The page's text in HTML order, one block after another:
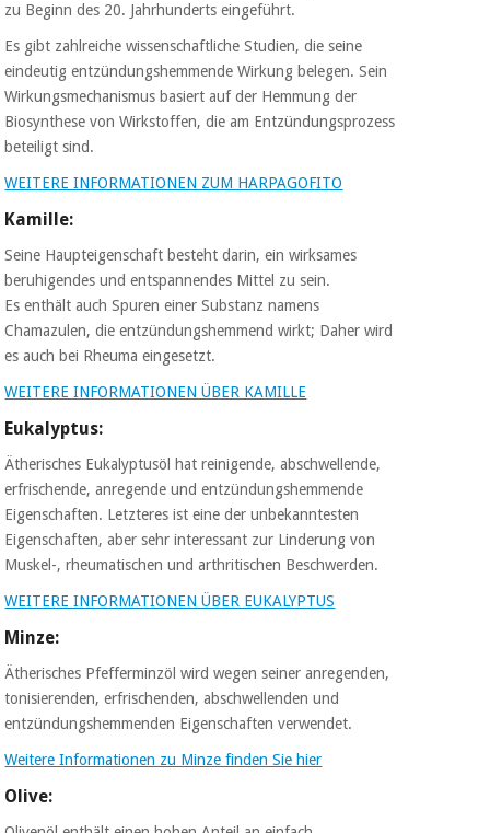
zu Beginn des 20. Jahrhunderts eingeführt.
Es gibt zahlreiche wissenschaftliche Studien, die seine
eindeutig entzündungshemmende Wirkung belegen. Sein
Wirkungsmechanismus basiert auf der Hemmung der
Biosynthese von Wirkstoffen, die am Entzündungsprozess
beteiligt sind.
WEITERE INFORMATIONEN ZUM HARPAGOFITO
Kamille:
Seine Haupteigenschaft besteht darin, ein wirksames
beruhigendes und entspannendes Mittel zu sein.
Es enthält auch Spuren einer Substanz namens
Chamazulen, die entzündungshemmend wirkt; Daher wird
es auch bei Rheuma eingesetzt.
WEITERE INFORMATIONEN ÜBER KAMILLE
Eukalyptus:
Ätherisches Eukalyptusöl hat reinigende, abschwellende,
erfrischende, anregende und entzündungshemmende
Eigenschaften. Letzteres ist eine der unbekanntesten
Eigenschaften, aber sehr interessant zur Linderung von
Muskel-, rheumatischen und arthritischen Beschwerden.
WEITERE INFORMATIONEN ÜBER EUKALYPTUS
Minze:
Ätherisches Pfefferminzöl wird wegen seiner anregenden,
tonisierenden, erfrischenden, abschwellenden und
entzündungshemmenden Eigenschaften verwendet.
Weitere Informationen zu Minze finden Sie hier
Olive: